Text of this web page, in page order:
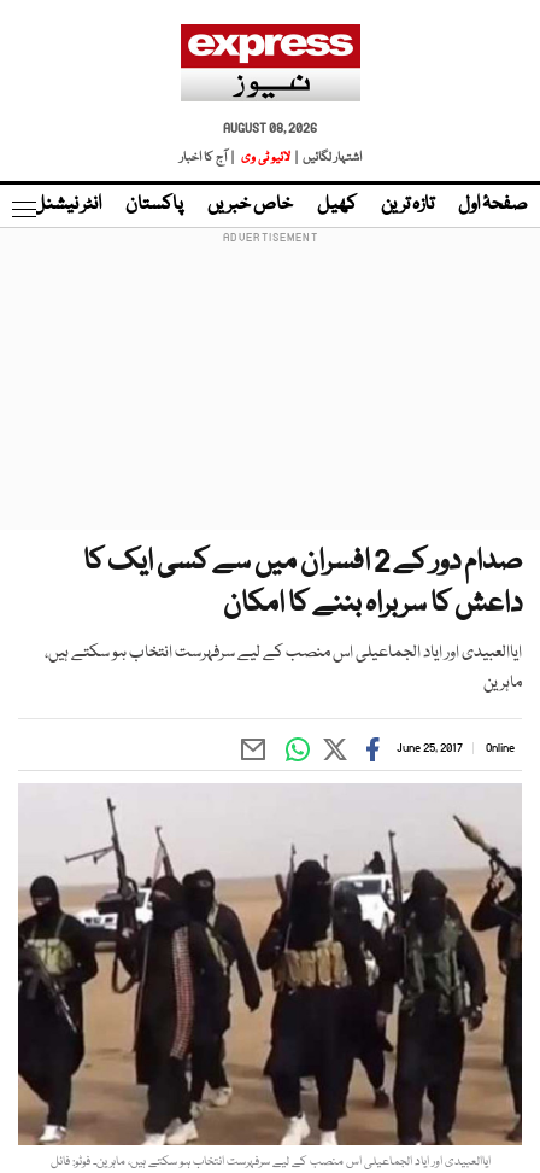
AUGUST 08, 2026
اشتہار لگائیں |
لائیو ٹی وی | آج کا اخبار
صفحۂ اول تازہ ترین کھیل خاص خبریں پاکستان انٹر نیشنل
صدام دور کے 2 افسران میں سے کسی ایک کا
داعش کا سربراہ بننے کا امکان
ایاالعبیدی اور ایاد الجماعیلی اس منصب کے لیے سرفہرست انتخاب ہو سکتے ہیں،
ماہرین
Online
June 25, 2017
ایاالعبیدی اور ایاد الجماعیلی اس منصب کے لیے سرفہرست انتخاب ہو سکتے ہیں، ماہرین۔ فوٹو: فائل